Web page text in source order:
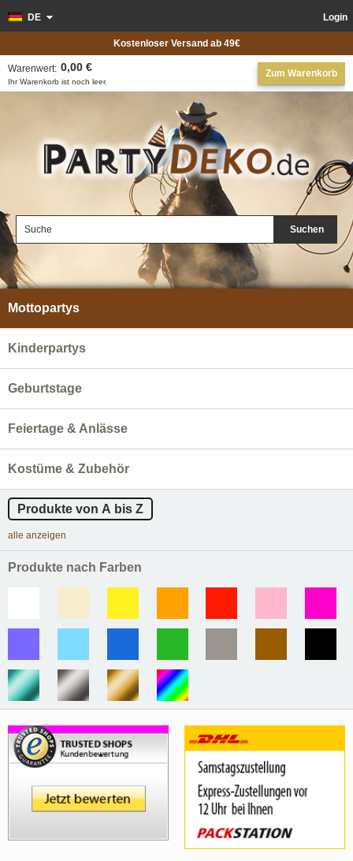
Suchen
Login
DE
Zum Warenkorb
Ihr Warenkorb ist noch leer.
Warenwert: 0,00 €
Kostenloser Versand ab 49€
Mottopartys
Kinderpartys
Geburtstage
Feiertage & Anlässe
Kostüme & Zubehör
Produkte von A bis Z
alle anzeigen
Produkte nach Farben